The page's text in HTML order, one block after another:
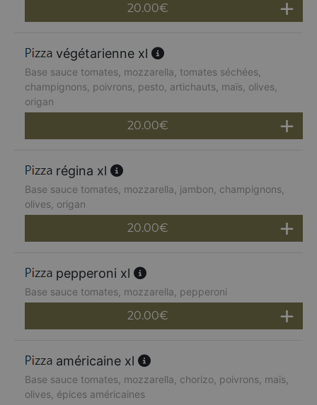
20.00€
végétarienne xl
Base sauce tomates, mozzarella, tomates séchées,
champignons, poivrons, pesto, artichauts, maïs, olives,
origan
20.00€
régina xl
Base sauce tomates, mozzarella, jambon, champignons,
olives, origan
20.00€
pepperoni xl
Base sauce tomates, mozzarella, pepperoni
20.00€
américaine xl
Base sauce tomates, mozzarella, chorizo, poivrons, maïs,
olives, épices américaines